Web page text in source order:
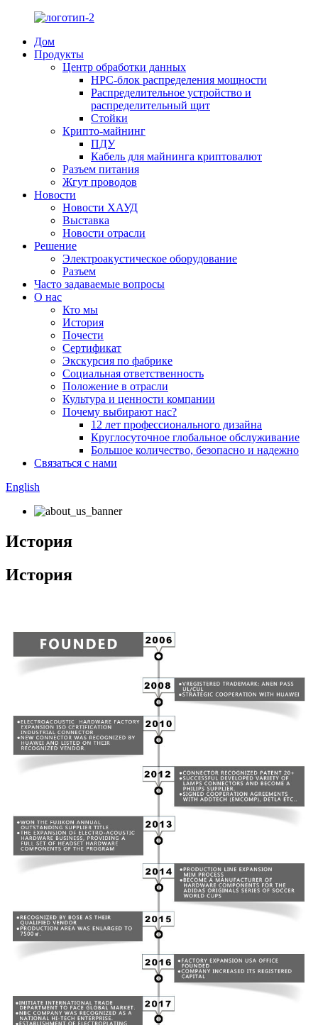
Дом
Продукты
Центр обработки данных
HPC-блок распределения мощности
Распределительное устройство и
распределительный щит
Стойки
Крипто-майнинг
ПДУ
Кабель для майнинга криптовалют
Разъем питания
Жгут проводов
Новости
Новости ХАУД
Выставка
Новости отрасли
Решение
Электроакустическое оборудование
Разъем
Часто задаваемые вопросы
О нас
Кто мы
История
Почести
Сертификат
Экскурсия по фабрике
Социальная ответственность
Положение в отрасли
Культура и ценности компании
Почему выбирают нас?
12 лет профессионального дизайна
Круглосуточное глобальное обслуживание
Большое количество, безопасно и надежно
Связаться с нами
English
История
История